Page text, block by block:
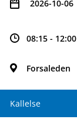
2026-10-06
08:15 - 12:00
Forsaleden
Kallelse